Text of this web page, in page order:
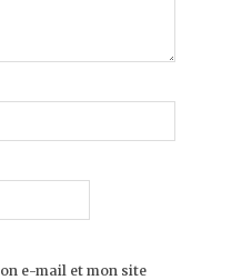
e-mail et mon site